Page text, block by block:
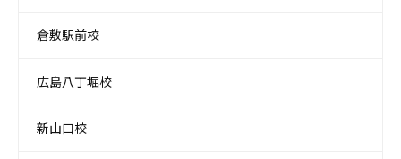
倉敷駅前校
広島八丁堀校
新山口校